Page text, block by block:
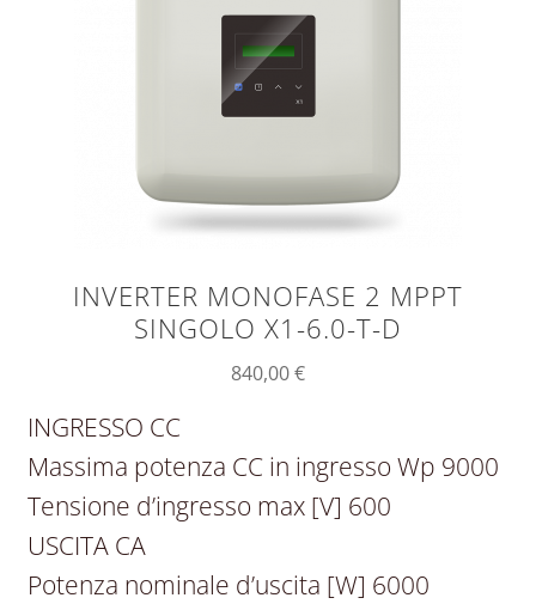
INVERTER MONOFASE 2 MPPT
SINGOLO X1-6.0-T-D
840,00€
INGRESSO CC
Massima potenza CC in ingresso Wp 9000
Tensione d’ingresso max [V] 600
USCITA CA
Potenza nominale d’uscita [W] 6000